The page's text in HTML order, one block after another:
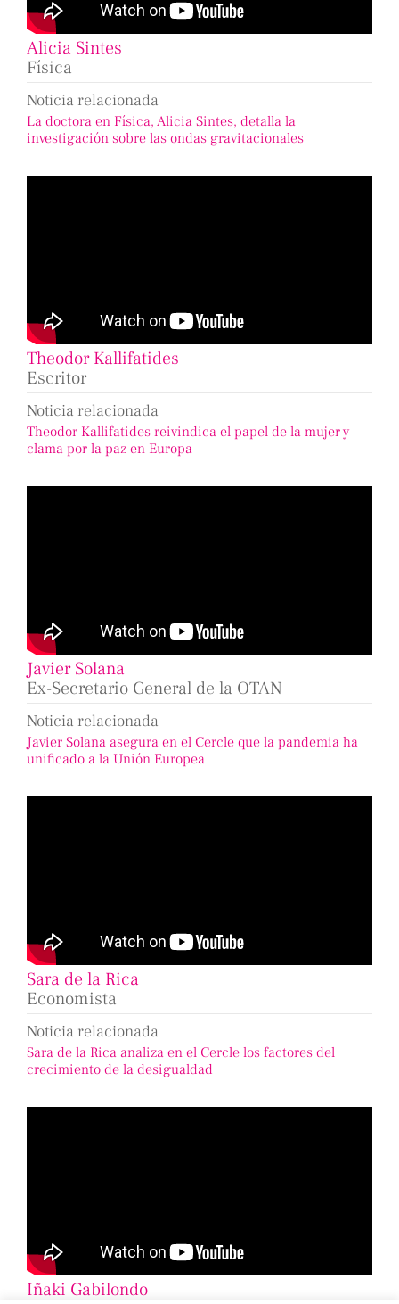
Alicia Sintes
Física
Noticia relacionada
La doctora en Física, Alicia Sintes, detalla la
investigación sobre las ondas gravitacionales
Theodor Kallifatides
Escritor
Noticia relacionada
Theodor Kallifatides reivindica el papel de la mujer y
clama por la paz en Europa
Javier Solana
Ex-Secretario General de la OTAN
Noticia relacionada
Javier Solana asegura en el Cercle que la pandemia ha
unificado a la Unión Europea
Sara de la Rica
Economista
Noticia relacionada
Sara de la Rica analiza en el Cercle los factores del
crecimiento de la desigualdad
Iñaki Gabilondo